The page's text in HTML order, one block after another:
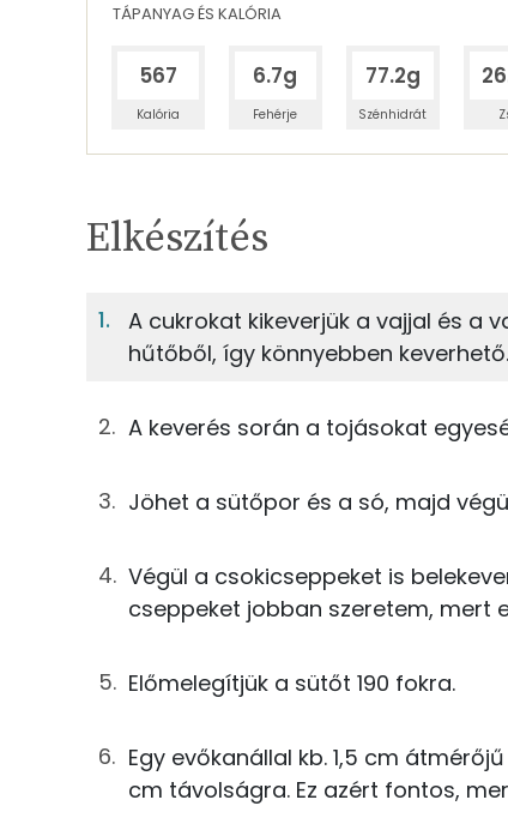
TÁPANYAG ÉS KALÓRIA
567
Kalória
6.7g
Fehérje
77.2g
Szénhidrát
15gcukor
15gbarna cukor
9gtojás
1g sütőpor
40g finomliszt
29g csokoládé
TÁPANYAGTARTALOM
6%
Fehérje
62%
Nátrium
Kálcium
Elkészítés
A cukrokat kikeverjük a vajjal és a
hűtőből, így könnyebben
A keverés során a tojásokat
Jöhet a sütőpor és a só, majd
Végül a csokicseppeket is
cseppeket jobban szeretem, mert
Előmelegítjük a sütőt 190 fokra.
Egy evőkanállal kb. 1,5 cm
cm távolságra. Ez azért fontos,